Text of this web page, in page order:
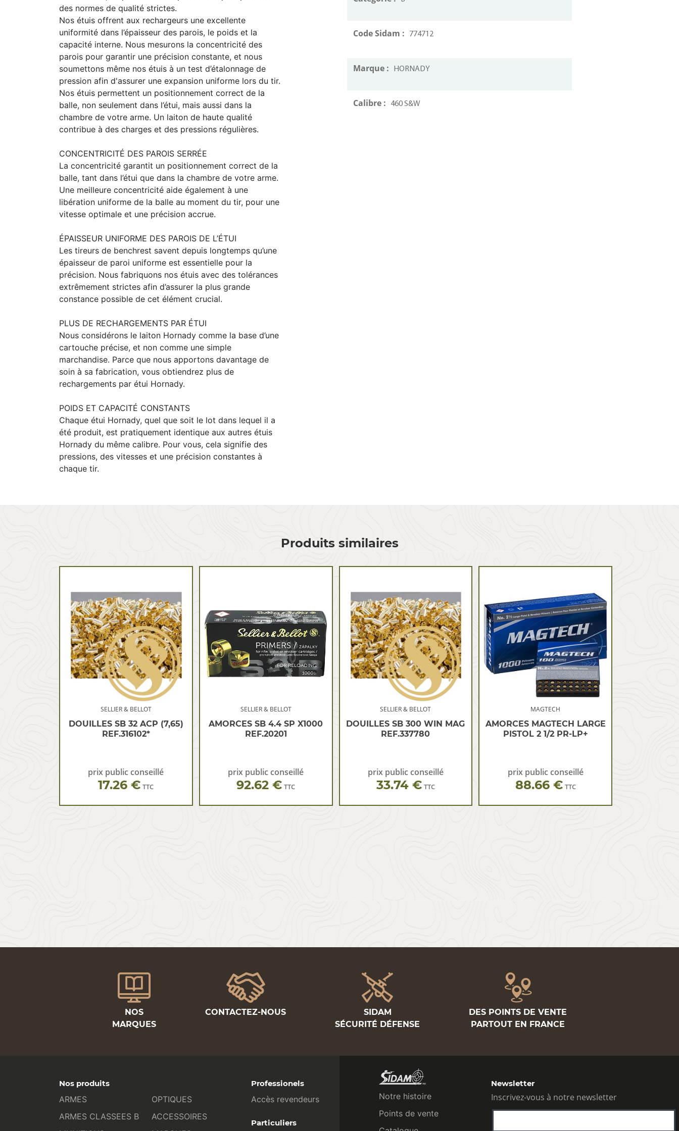
des normes de qualité strictes.
Nos étuis offrent aux rechargeurs une excellente
uniformité dans l’épaisseur des parois, le poids et la
capacité interne. Nous mesurons la concentricité des
parois pour garantir une précision constante, et nous
soumettons même nos étuis à un test d’étalonnage de
pression afin d'assurer une expansion uniforme lors du tir.
Nos étuis permettent un positionnement correct de la
balle, non seulement dans l’étui, mais aussi dans la
chambre de votre arme. Un laiton de haute qualité
contribue à des charges et des pressions régulières.
CONCENTRICITÉ DES PAROIS SERRÉE
La concentricité garantit un positionnement correct de la
balle, tant dans l’étui que dans la chambre de votre arme.
Une meilleure concentricité aide également à une
libération uniforme de la balle au moment du tir, pour une
vitesse optimale et une précision accrue.
ÉPAISSEUR UNIFORME DES PAROIS DE L’ÉTUI
Les tireurs de benchrest savent depuis longtemps qu’une
épaisseur de paroi uniforme est essentielle pour la
précision. Nous fabriquons nos étuis avec des tolérances
extrêmement strictes afin d’assurer la plus grande
constance possible de cet élément crucial.
PLUS DE RECHARGEMENTS PAR ÉTUI
Nous considérons le laiton Hornady comme la base d’une
cartouche précise, et non comme une simple
marchandise. Parce que nous apportons davantage de
soin à sa fabrication, vous obtiendrez plus de
rechargements par étui Hornady.
POIDS ET CAPACITÉ CONSTANTS
Chaque étui Hornady, quel que soit le lot dans lequel il a
été produit, est pratiquement identique aux autres étuis
Hornady du même calibre. Pour vous, cela signifie des
pressions, des vitesses et une précision constantes à
chaque tir.
Code Sidam : 774712
Marque : HORNADY
Calibre : 460 S&W
Produits similaires
SELLIER & BELLOT
DOUILLES SB 32 ACP (7,65)
REF.316102*
prix public conseillé
17.26 € TTC
SELLIER & BELLOT
AMORCES SB 4.4 SP X1000
REF.20201
prix public conseillé
92.62 € TTC
SELLIER & BELLOT
DOUILLES SB 300 WIN MAG
REF.337780
prix public conseillé
33.74 € TTC
MAGTECH
AMORCES MAGTECH LARGE
PISTOL 2 1/2 PR-LP+
prix public conseillé
88.66 € TTC
NOS
MARQUES
CONTACTEZ-NOUS
SIDAM
SÉCURITÉ DÉFENSE
DES POINTS DE VENTE
PARTOUT EN FRANCE
Nos produits
ARMES
ARMES CLASSEES B
OPTIQUES
ACCESSOIRES
Professionels
Accès revendeurs
Particuliers
Notre histoire
Points de vente
Newsletter
Inscrivez-vous à notre newsletter